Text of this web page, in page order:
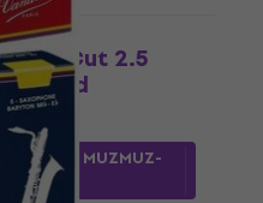
Red Cut 2.5
nád
kóddal MUZMUZ-